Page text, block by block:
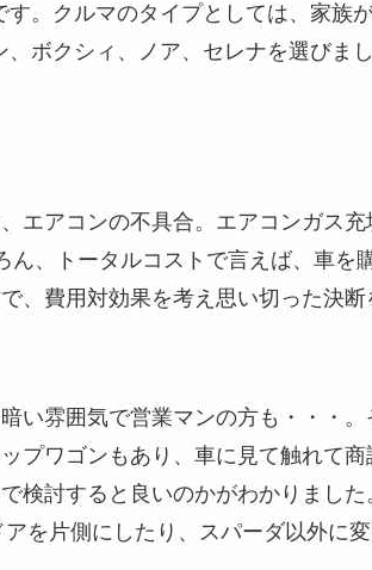
。クルマのタイプとしては、家族
ボクシィ、ノア、セレナを選びまし
エアコンの不具合。エアコンガス充
、トータルコストで言えば、車を
、費用対効果を考え思い切った決断
い雰囲気で営業マンの方も・・・。
プワゴンもあり、車に見て触れて商
検討すると良いのかがわかりました
を片側にしたり、スパーダ以外に変